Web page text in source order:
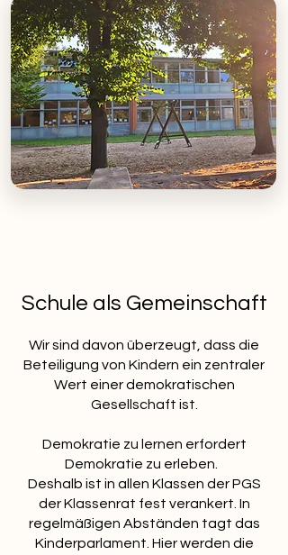
Schule als Gemeinschaft
Wir sind davon überzeugt, dass die
Beteiligung von Kindern ein zentraler
Wert einer demokratischen
Gesellschaft ist.
Demokratie zu lernen erfordert
Demokratie zu erleben.
Deshalb ist in allen Klassen der PGS
der Klassenrat fest verankert. In
regelmäßigen Abständen tagt das
Kinderparlament. Hier werden die